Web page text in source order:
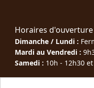
Horaires d'ouverture
Dimanche / Lundi :
Mardi au Vendredi :
Samedi : 10h - 12h30